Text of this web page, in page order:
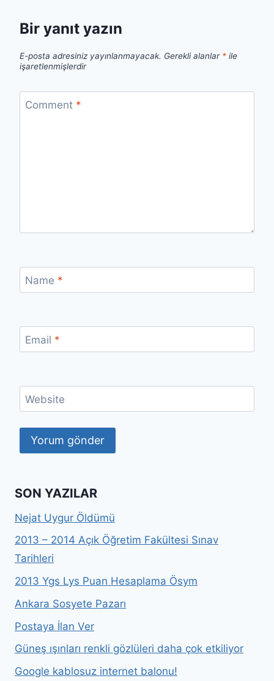
Bir yanıt yazın
E-posta adresiniz yayınlanmayacak. Gerekli alanlar * ile
işaretlenmişlerdir
Comment *
Name *
Email *
Website
SON YAZILAR
Nejat Uygur Öldümü
2013 – 2014 Açık Öğretim Fakültesi Sınav
Tarihleri
2013 Ygs Lys Puan Hesaplama Ösym
Ankara Sosyete Pazarı
Postaya İlan Ver
Güneş ışınları renkli gözlüleri daha çok etkiliyor
Google kablosuz internet balonu!